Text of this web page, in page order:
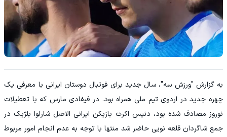
به گزارش "ورزش سه"، سال جدید برای فوتبال دوستان ایرانی با معرفی یک
چهره جدید در اردوی تیم ملی همراه بود. در فیفادی مارس که با تعطیلات
نوروز مصادف شده بود، دنیس اکرت بازیکن ایرانی الاصل شارلوا بلژیک در
جمع شاگردان قلعه نویی حاضر شد منتها با توجه به عدم انجام امور مربوط